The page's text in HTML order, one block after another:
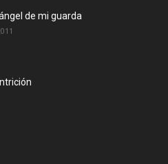
de mi guarda